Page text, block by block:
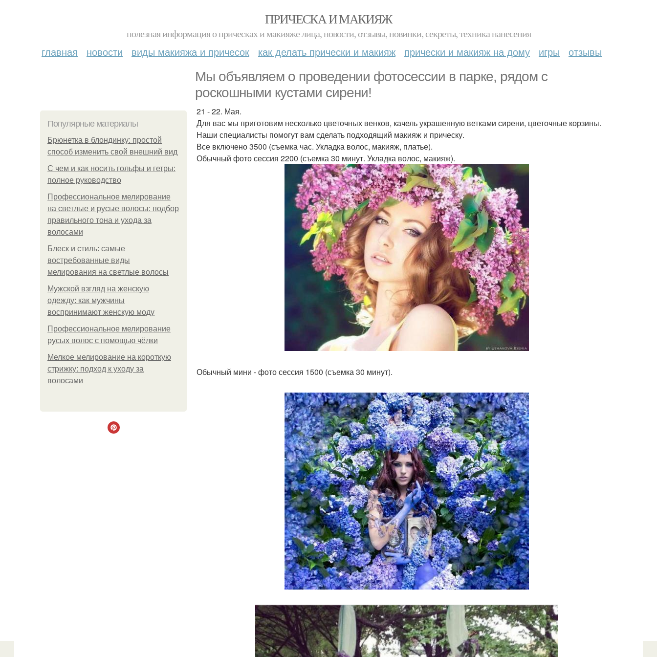
ПРИЧЕСКА И МАКИЯЖ
полезная информация о прическах и макияже лица, новости, отзывы, новинки, секреты, техника нанесения
главная новости виды макияжа и причесок как делать прически и макияж прически и макияж на дому игры отзывы
Мы объявляем о проведении фотосессии в парке, рядом с
роскошными кустами сирени!
Популярные материалы
Брюнетка в блондинку: простой
способ изменить свой внешний вид
С чем и как носить гольфы и гетры:
полное руководство
Профессиональное мелирование
на светлые и русые волосы: подбор
правильного тона и ухода за
волосами
Блеск и стиль: самые
востребованные виды
мелирования на светлые волосы
Мужской взгляд на женскую
одежду: как мужчины
воспринимают женскую моду
Профессиональное мелирование
русых волос с помощью чёлки
Мелкое мелирование на короткую
стрижку: подход к уходу за
волосами
21 - 22. Мая.
Для вас мы приготовим несколько цветочных венков, качель украшенную ветками сирени, цветочные корзины.
Наши специалисты помогут вам сделать подходящий макияж и прическу.
Все включено 3500 (съемка час. Укладка волос, макияж, платье).
Обычный фото сессия 2200 (съемка 30 минут. Укладка волос, макияж).
Обычный мини - фото сессия 1500 (съемка 30 минут).